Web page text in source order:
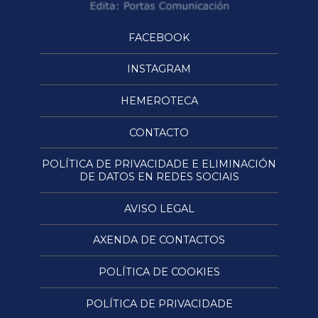
FACEBOOK
INSTAGRAM
HEMEROTECA
CONTACTO
POLÍTICA DE PRIVACIDADE E ELIMINACIÓN
DE DATOS EN REDES SOCIAIS
AVISO LEGAL
AXENDA DE CONTACTOS
POLÍTICA DE COOKIES
POLÍTICA DE PRIVACIDADE